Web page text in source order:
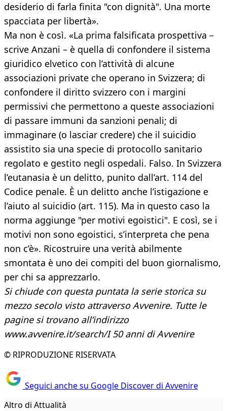
desiderio di farla finita "con dignità". Una morte
spacciata per libertà».
Ma non è così. «La prima falsificata prospettiva –
scrive Anzani – è quella di confondere il sistema
giuridico elvetico con l’attività di alcune
associazioni private che operano in Svizzera; di
confondere il diritto svizzero con i margini
permissivi che permettono a queste associazioni
di passare immuni da sanzioni penali; di
immaginare (o lasciar credere) che il suicidio
assistito sia una specie di protocollo sanitario
regolato e gestito negli ospedali. Falso. In Svizzera
l’eutanasia è un delitto, punito dall’art. 114 del
Codice penale. È un delitto anche l’istigazione e
l’aiuto al suicidio (art. 115). Ma in questo caso la
norma aggiunge "per motivi egoistici". E così, se i
motivi non sono egoistici, s’interpreta che pena
non c’è». Ricostruire una verità abilmente
smontata è uno dei compiti del buon giornalismo,
per chi sa apprezzarlo.
Si chiude con questa puntata la serie storica su
mezzo secolo visto attraverso Avvenire. Tutte le
pagine si trovano all’indirizzo
www.avvenire.it/search/I 50 anni di Avvenire
© RIPRODUZIONE RISERVATA
Seguici anche su Google Discover di Avvenire
Altro di Attualità